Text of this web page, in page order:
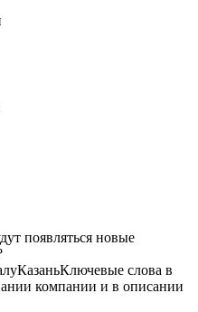
появляться новые
КазаньКлючевые слова в
компании и в описании